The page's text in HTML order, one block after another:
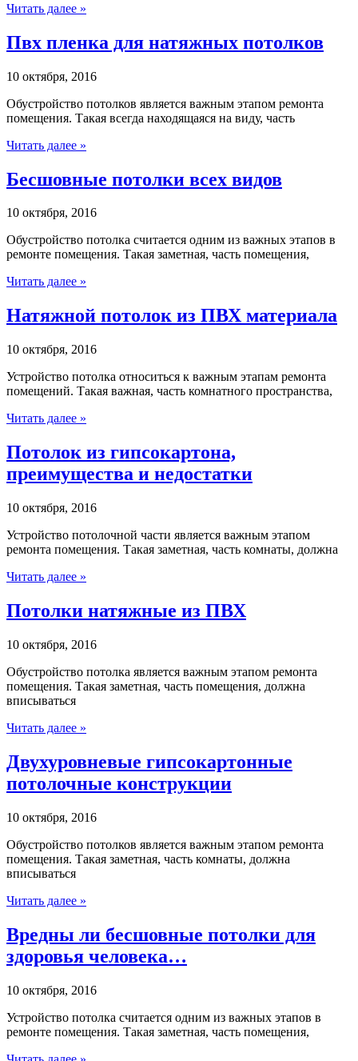
Читать далее »
Пвх пленка для натяжных потолков
10 октября, 2016
Обустройство потолков является важным этапом ремонта
помещения. Такая всегда находящаяся на виду, часть
Читать далее »
Бесшовные потолки всех видов
10 октября, 2016
Обустройство потолка считается одним из важных этапов в
ремонте помещения. Такая заметная, часть помещения,
Читать далее »
Натяжной потолок из ПВХ материала
10 октября, 2016
Устройство потолка относиться к важным этапам ремонта
помещений. Такая важная, часть комнатного пространства,
Читать далее »
Потолок из гипсокартона,
преимущества и недостатки
10 октября, 2016
Устройство потолочной части является важным этапом
ремонта помещения. Такая заметная, часть комнаты, должна
Читать далее »
Потолки натяжные из ПВХ
10 октября, 2016
Обустройство потолка является важным этапом ремонта
помещения. Такая заметная, часть помещения, должна
вписываться
Читать далее »
Двухуровневые гипсокартонные
потолочные конструкции
10 октября, 2016
Обустройство потолков является важным этапом ремонта
помещения. Такая заметная, часть комнаты, должна
вписываться
Читать далее »
Вредны ли бесшовные потолки для
здоровья человека…
10 октября, 2016
Устройство потолка считается одним из важных этапов в
ремонте помещения. Такая заметная, часть помещения,